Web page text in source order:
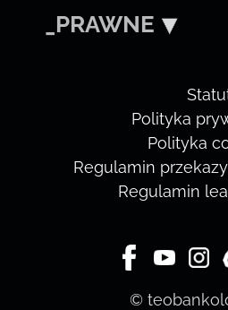
_PRAWNE
Polityka
Polityka
Regulamin
Regulamin
©